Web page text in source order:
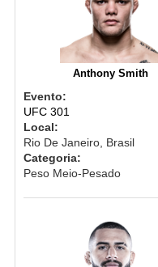
Anthony Smith
Evento:
UFC 301
Local:
Rio De Janeiro, Brasil
Categoria:
Peso Meio-Pesado